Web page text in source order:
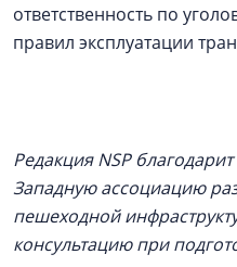
ответственность по
правил эксплуатации
Редакция NSP
Западную ассоциацию
пешеходной
консультацию при